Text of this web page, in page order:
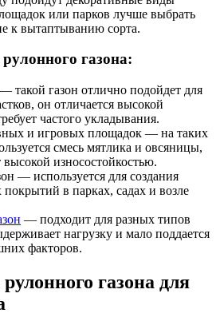
или парков лучше выбрать
к вытаптыванию сорта.
газона:
такой газон отлично подойдет для
он отличается высокой
частого укладывания.
и игровых площадок — на таких
смесь мятлика и овсяницы,
износостойкостью.
— используется для создания
в парках, садах и возле
— подходит для разных типов
нагрузку и мало поддается
факторов.
газона для